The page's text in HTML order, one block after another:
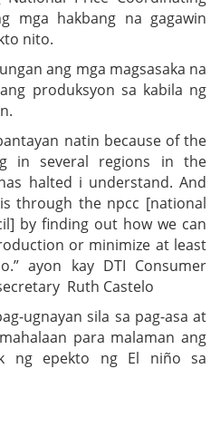
mga hakbang na gagawin
nito.
ang mga magsasaka na
produksyon sa kabila ng
natin because of the
in several regions in the
halted i understand. And
through the npcc [national
by finding out how we can
or minimize at least
ayon kay DTI Consumer
Ruth Castelo
ugnayan sila sa pag-asa at
para malaman ang
ng epekto ng El niño sa